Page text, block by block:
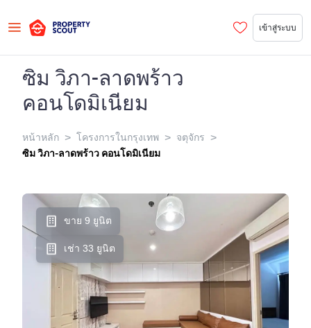
เข้าสู่ระบบ
ซิม วิภา-ลาดพร้าว
คอนโดมิเนียม
หน้าหลัก > โครงการในกรุงเทพ > จตุจักร >
ซิม วิภา-ลาดพร้าว คอนโดมิเนียม
ขาย 9 ยูนิต
เช่า 33 ยูนิต